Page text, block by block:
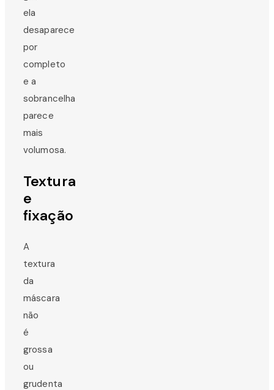
ela
desaparece
por
completo
e a
sobrancelha
parece
mais
volumosa.
Textura
e
fixação
A
textura
da
máscara
não
é
grossa
ou
grudenta